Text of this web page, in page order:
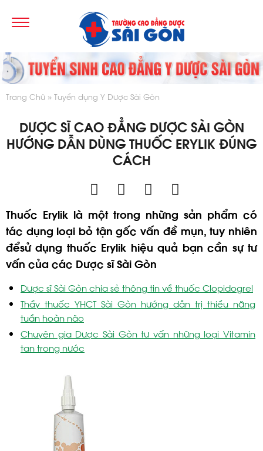
Trang Chủ Tuyển dụng Y Dược Sài Gòn
DƯỢC SĨ CAO ĐẲNG DƯỢC SÀI GÒN
HƯỚNG DẪN DÙNG THUỐC ERYLIK ĐÚNG
CÁCH
Thuốc Erylik là một trong những sản phẩm có
tác dụng loại bỏ tận gốc vấn đề mụn, tuy nhiên
đểsử dụng thuốc Erylik hiệu quả bạn cần sự tư
vấn của các Dược sĩ Sài Gòn
Dược sĩ Sài Gòn chia sẻ thông tin về thuốc Clopidogrel
Thầy thuốc YHCT Sài Gòn hướng dẫn trị thiểu năng
tuần hoàn não
Chuyên gia Dược Sài Gòn tư vấn những loại Vitamin
tan trong nước